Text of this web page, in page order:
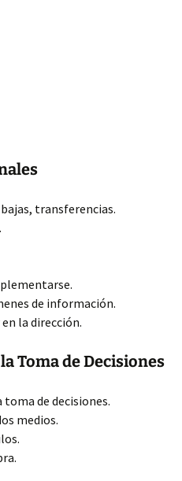
transferencias.
de información.
la dirección.
Toma de Decisiones
toma de decisiones.
medios.